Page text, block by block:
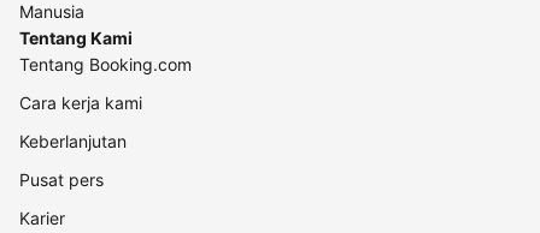
Manusia
Tentang Kami
Tentang Booking.com
Cara kerja kami
Keberlanjutan
Pusat pers
Karier